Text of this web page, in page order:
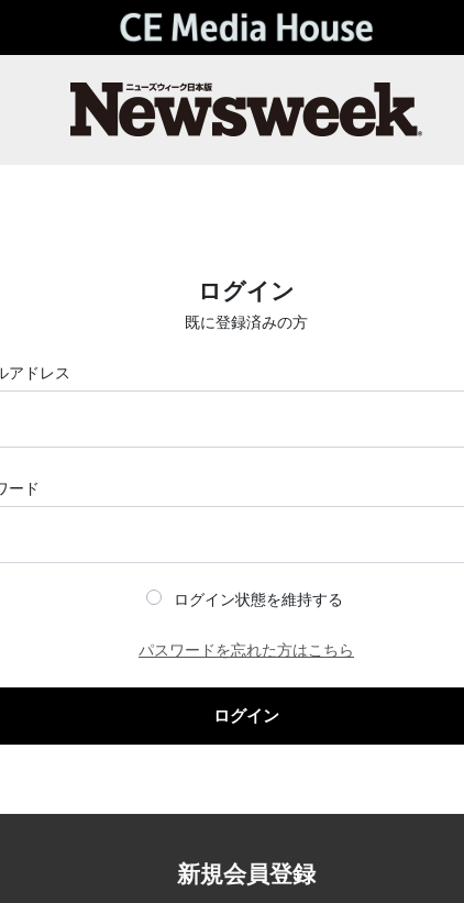
ログイン
既に登録済みの方
アドレス
ード
ログイン状態を維持する
パスワードを忘れた方はこちら
ログイン
新規会員登録